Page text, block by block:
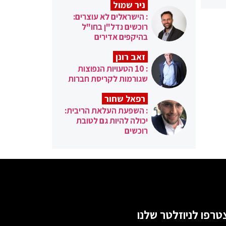
ניר שמול
: הישראלים לא עוצרים:
רוכשים נדל"ן בחו"ל
בהיקפים אדירים
זאב רונן
: 10 הטעויות הנפוצות
שגורמות לקריסת חברות
רפאל שחור
: השפעת העלאת הריבית:
יכולה להיות גם לטובת
רוכשים
לניוזלטר שלנו